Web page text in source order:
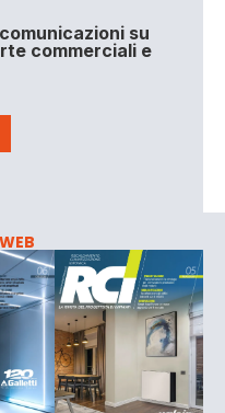
su
commerciali e